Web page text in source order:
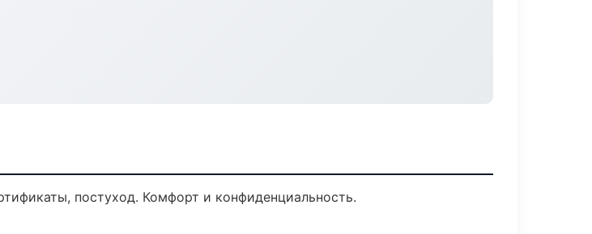
постуход. Комфорт и конфиденциальность.